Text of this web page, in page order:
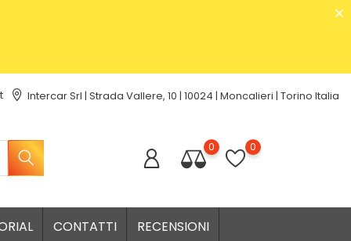
Intercar Srl | Strada Vallere, 10 | 10024 | Moncalieri | Torino Italia
0 0
CONTATTI RECENSIONI